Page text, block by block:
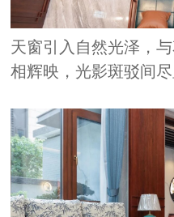
天窗引入自然光泽，
相辉映，光影斑驳间尽